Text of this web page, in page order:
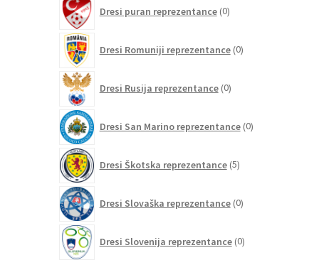
Dresi puran reprezentance 0izdelkov
Dresi Romuniji reprezentance 0izdelkov
Dresi Rusija reprezentance 0izdelkov
Dresi San Marino reprezentance 0izdelkov
Dresi Škotska reprezentance 5izdelkov
Dresi Slovaška reprezentance 0izdelkov
Dresi Slovenija reprezentance 0izdelkov